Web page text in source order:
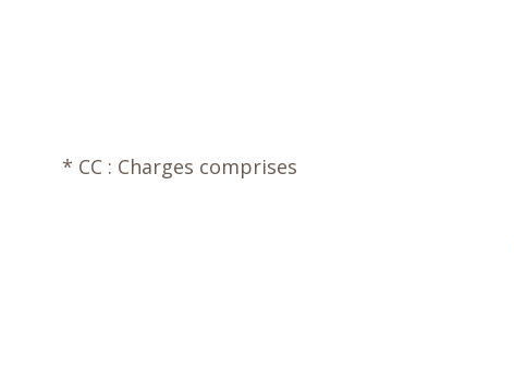
* CC : Charges comprises